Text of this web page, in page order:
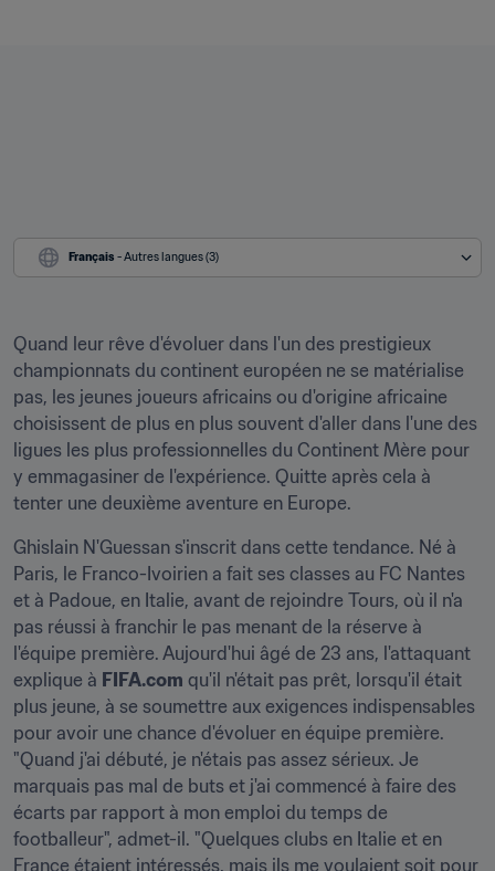
Français - Autres langues (3)
Quand leur rêve d'évoluer dans l'un des prestigieux
championnats du continent européen ne se matérialise
pas, les jeunes joueurs africains ou d'origine africaine
choisissent de plus en plus souvent d'aller dans l'une des
ligues les plus professionnelles du Continent Mère pour
y emmagasiner de l'expérience. Quitte après cela à
tenter une deuxième aventure en Europe.
Ghislain N'Guessan s'inscrit dans cette tendance. Né à
Paris, le Franco-Ivoirien a fait ses classes au FC Nantes
et à Padoue, en Italie, avant de rejoindre Tours, où il n'a
pas réussi à franchir le pas menant de la réserve à
l'équipe première. Aujourd'hui âgé de 23 ans, l'attaquant
explique à FIFA.com qu'il n'était pas prêt, lorsqu'il était
plus jeune, à se soumettre aux exigences indispensables
pour avoir une chance d'évoluer en équipe première.
"Quand j'ai débuté, je n'étais pas assez sérieux. Je
marquais pas mal de buts et j'ai commencé à faire des
écarts par rapport à mon emploi du temps de
footballeur", admet-il. "Quelques clubs en Italie et en
France étaient intéressés, mais ils me voulaient soit pour